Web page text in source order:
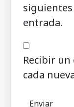
entrada.
Recibir
cada